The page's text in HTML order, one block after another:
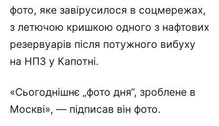
фото, яке завірусилося в соцмережах,
з летючою кришкою одного з нафтових
резервуарів після потужного вибуху
на НПЗ у Капотні.
«Сьогоднішнє „фото дня“, зроблене в
Москві», — підписав він фото.